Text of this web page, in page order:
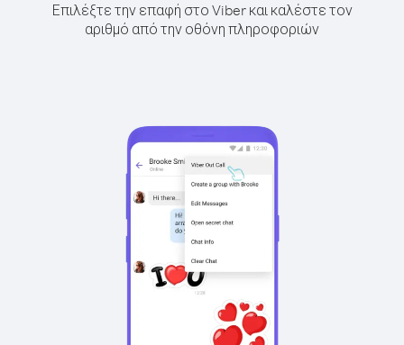
Επιλέξτε την επαφή στο Viber και καλέστε τον
αριθμό από την οθόνη πληροφοριών